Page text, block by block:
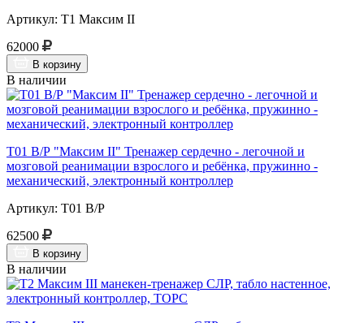
Артикул: Т1 Максим II
62000
В корзину
В наличии
Т01 В/Р "Максим II" Тренажер сердечно - легочной и
мозговой реанимации взрослого и ребёнка, пружинно -
механический, электронный контроллер
Артикул: Т01 В/Р
62500
В корзину
В наличии